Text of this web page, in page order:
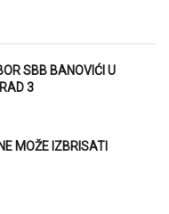
SBB BANOVIĆI U
3
MOŽE IZBRISATI